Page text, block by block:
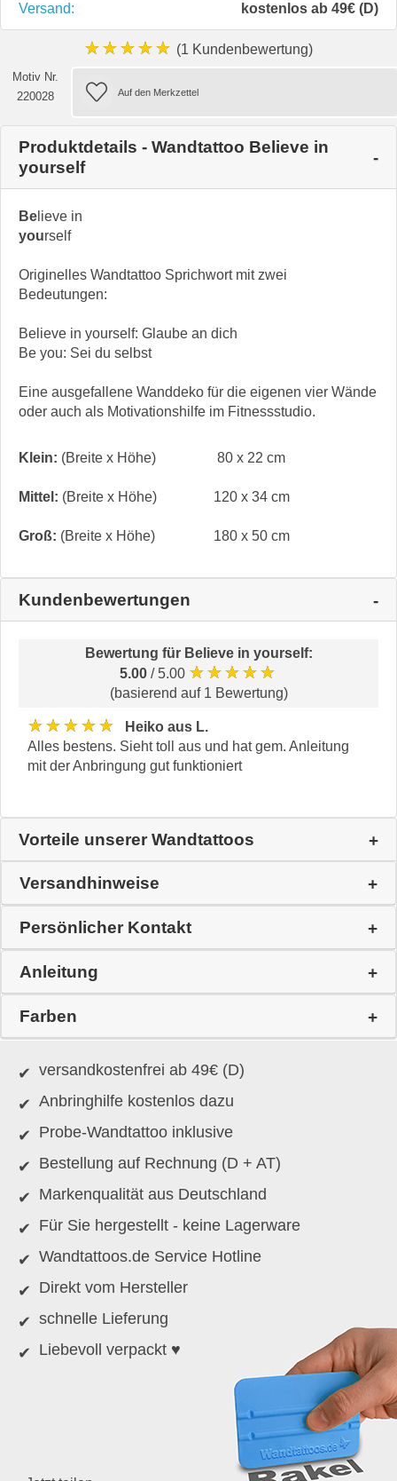
Versand:
kostenlos ab 49€ (D)
★★★★★ (1 Kundenbewertung)
Motiv Nr.
220028
Produktdetails - Wandtattoo Believe in
yourself
Be lieve in
yourself
Originelles Wandtattoo Sprichwort mit zwei
Bedeutungen:
Believe in yourself: Glaube an dich
Be you: Sei du selbst
Eine ausgefallene Wanddeko für die eigenen vier Wände
oder auch als Motivationshilfe im Fitnessstudio.
Klein: (Breite x Höhe) 80 x 22 cm
Mittel: (Breite x Höhe) 120 x 34 cm
Groß: (Breite x Höhe) 180 x 50 cm
Kundenbewertungen
Bewertung für Believe in yourself:
5.00 / 5.00 ★★★★★
(basierend auf 1 Bewertung)
★★★★★
Heiko aus L.
Alles bestens. Sieht toll aus und hat gem. Anleitung
mit der Anbringung gut funktioniert
Vorteile unserer Wandtattoos
Versandhinweise
Persönlicher Kontakt
Anleitung
Farben
versandkostenfrei ab 49€ (D)
Anbringhilfe kostenlos dazu
Probe-Wandtattoo inklusive
Bestellung auf Rechnung (D + AT)
Markenqualität aus Deutschland
Für Sie hergestellt - keine Lagerware
Wandtattoos.de Service Hotline
Direkt vom Hersteller
schnelle Lieferung
Liebevoll verpackt ♥